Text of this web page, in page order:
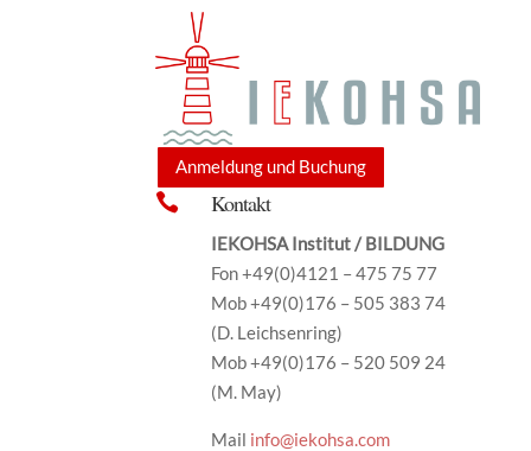
Anmeldung und Buchung
 Kontakt
IEKOHSA Institut / BILDUNG
Fon +49(0)4121 – 475 75 77
Mob +49(0)176 – 505 383 74
(D. Leichsenring)
Mob +49(0)176 – 520 509 24
(M. May)
Mail info@iekohsa.com